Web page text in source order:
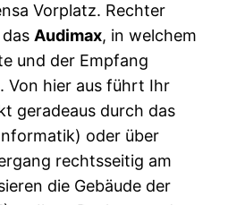
Vorplatz. Rechter
dasAudimax, in welchem
und der Empfang
Von hier aus führt Ihr
geradeaus durch das
oder über
rechtsseitig am
die Gebäude der